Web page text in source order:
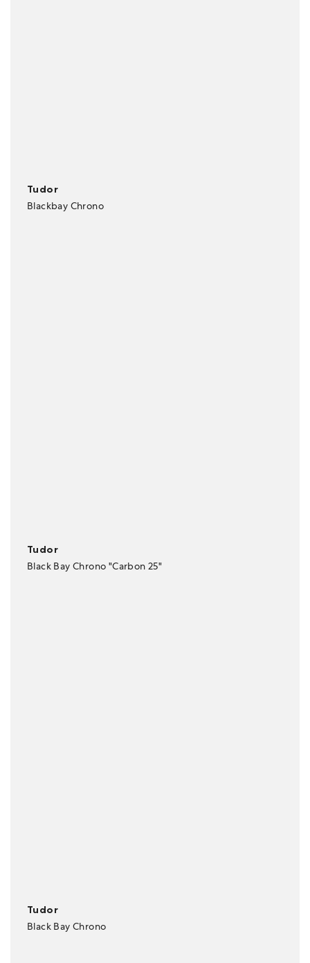
Tudor
Blackbay Chrono
Tudor
Black Bay Chrono "Carbon 25"
Tudor
Black Bay Chrono